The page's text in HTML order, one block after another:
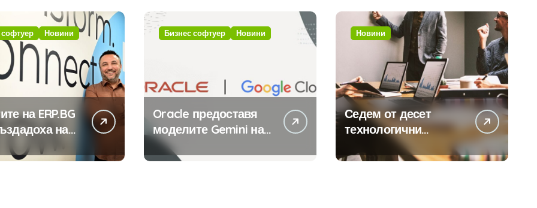
Новини
на ERP.BG
над
с
Бизнес софтуер Новини
Oracle предоставя
моделите Gemini на
Google на хиляди
клиенти на бизнес
Новини
Седем от десет
технологични
компании у нас
предлагат хибридна